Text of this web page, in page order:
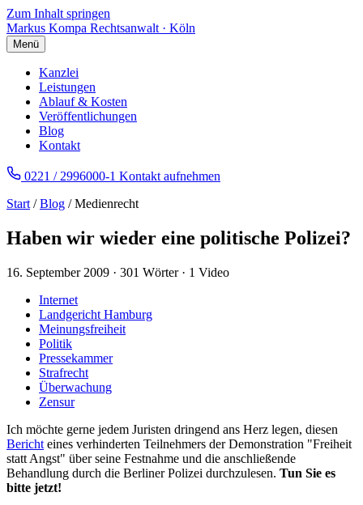
Zum Inhalt springen
Markus Kompa Rechtsanwalt · Köln
Menü
Kanzlei
Leistungen
Ablauf & Kosten
Veröffentlichungen
Blog
Kontakt
0221 / 2996000-1 Kontakt aufnehmen
Start /Blog / Medienrecht
Haben wir wieder eine politische Polizei?
16. September 2009 · 301 Wörter · 1 Video
Internet
Landgericht Hamburg
Meinungsfreiheit
Politik
Pressekammer
Strafrecht
Überwachung
Zensur
Ich möchte gerne jedem Juristen dringend ans Herz legen, diesen
Bericht eines verhinderten Teilnehmers der Demonstration "Freiheit
statt Angst" über seine Festnahme und die anschließende
Behandlung durch die Berliner Polizei durchzulesen. Tun Sie es
bitte jetzt!